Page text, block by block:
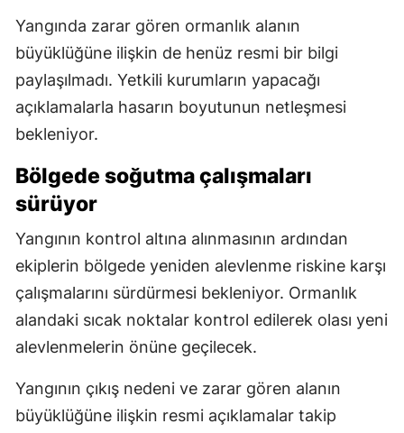
Yangında zarar gören ormanlık alanın
büyüklüğüne ilişkin de henüz resmi bir bilgi
paylaşılmadı. Yetkili kurumların yapacağı
açıklamalarla hasarın boyutunun netleşmesi
bekleniyor.
Bölgede soğutma çalışmaları
sürüyor
Yangının kontrol altına alınmasının ardından
ekiplerin bölgede yeniden alevlenme riskine karşı
çalışmalarını sürdürmesi bekleniyor. Ormanlık
alandaki sıcak noktalar kontrol edilerek olası yeni
alevlenmelerin önüne geçilecek.
Yangının çıkış nedeni ve zarar gören alanın
büyüklüğüne ilişkin resmi açıklamalar takip